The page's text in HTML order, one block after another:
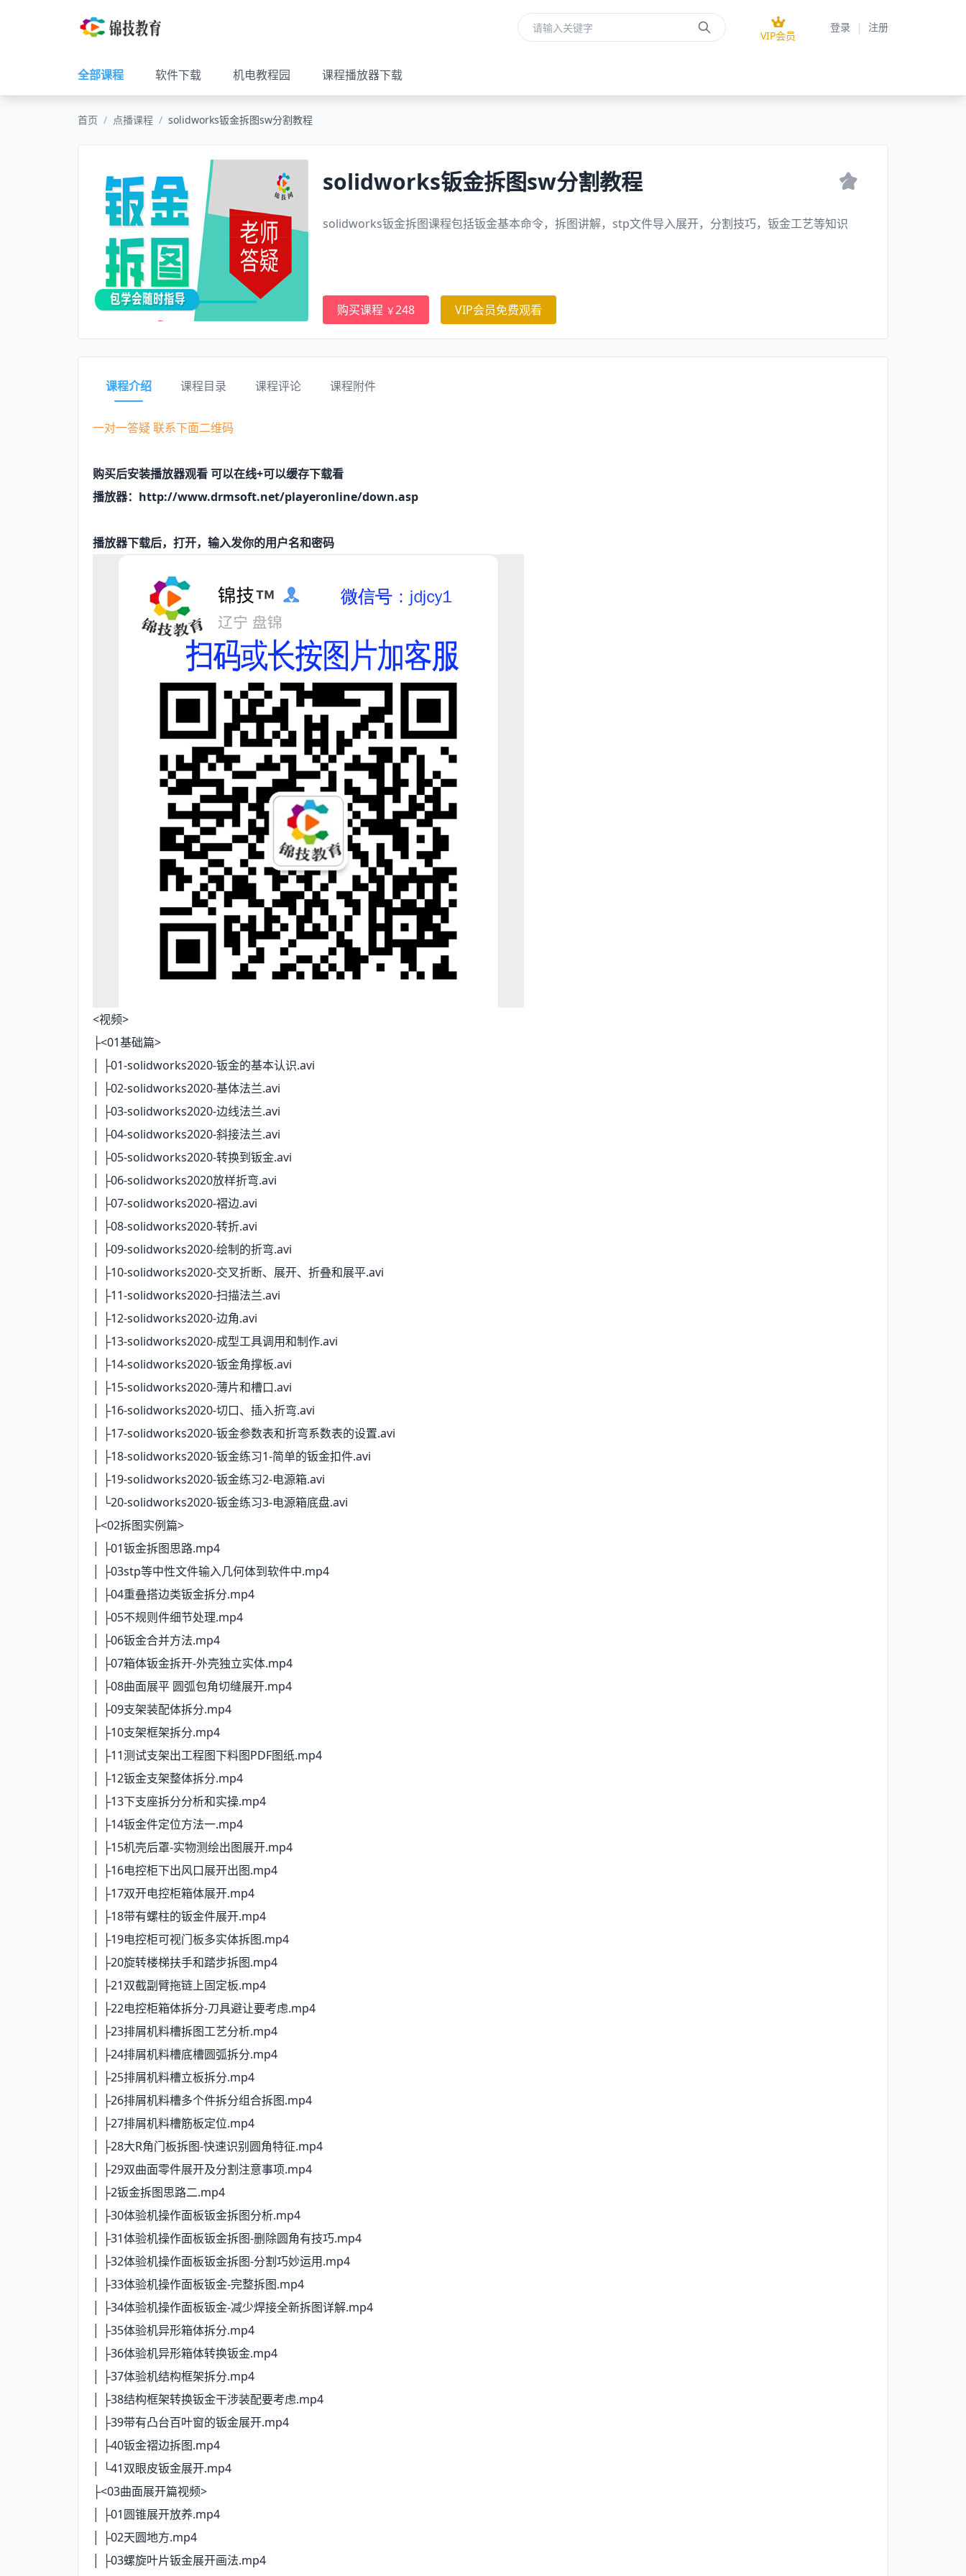
VIP会员
登录 | 注册
全部课程 软件下载 机电教程园 课程播放器下载
首页 / 点播课程 / solidworks钣金拆图sw分割教程
solidworks钣金拆图sw分割教程
solidworks钣金拆图课程包括钣金基本命令，拆图讲解，stp文件导入展开，分割技巧，钣金工艺等知识
购买课程 ￥248 VIP会员免费观看
课程介绍 课程目录 课程评论 课程附件
一对一答疑 联系下面二维码
购买后安装播放器观看 可以在线+可以缓存下载看
播放器：http://www.drmsoft.net/playeronline/down.asp
播放器下载后，打开，输入发你的用户名和密码
<视频>
├<01基础篇>
│ ├01-solidworks2020-钣金的基本认识.avi
│ ├02-solidworks2020-基体法兰.avi
│ ├03-solidworks2020-边线法兰.avi
│ ├04-solidworks2020-斜接法兰.avi
│ ├05-solidworks2020-转换到钣金.avi
│ ├06-solidworks2020放样折弯.avi
│ ├07-solidworks2020-褶边.avi
│ ├08-solidworks2020-转折.avi
│ ├09-solidworks2020-绘制的折弯.avi
│ ├10-solidworks2020-交叉折断、展开、折叠和展平.avi
│ ├11-solidworks2020-扫描法兰.avi
│ ├12-solidworks2020-边角.avi
│ ├13-solidworks2020-成型工具调用和制作.avi
│ ├14-solidworks2020-钣金角撑板.avi
│ ├15-solidworks2020-薄片和槽口.avi
│ ├16-solidworks2020-切口、插入折弯.avi
│ ├17-solidworks2020-钣金参数表和折弯系数表的设置.avi
│ ├18-solidworks2020-钣金练习1-简单的钣金扣件.avi
│ ├19-solidworks2020-钣金练习2-电源箱.avi
│ └20-solidworks2020-钣金练习3-电源箱底盘.avi
├<02拆图实例篇>
│ ├01钣金拆图思路.mp4
│ ├03stp等中性文件输入几何体到软件中.mp4
│ ├04重叠搭边类钣金拆分.mp4
│ ├05不规则件细节处理.mp4
│ ├06钣金合并方法.mp4
│ ├07箱体钣金拆开-外壳独立实体.mp4
│ ├08曲面展平 圆弧包角切缝展开.mp4
│ ├09支架装配体拆分.mp4
│ ├10支架框架拆分.mp4
│ ├11测试支架出工程图下料图PDF图纸.mp4
│ ├12钣金支架整体拆分.mp4
│ ├13下支座拆分分析和实操.mp4
│ ├14钣金件定位方法一.mp4
│ ├15机壳后罩-实物测绘出图展开.mp4
│ ├16电控柜下出风口展开出图.mp4
│ ├17双开电控柜箱体展开.mp4
│ ├18带有螺柱的钣金件展开.mp4
│ ├19电控柜可视门板多实体拆图.mp4
│ ├20旋转楼梯扶手和踏步拆图.mp4
│ ├21双截副臂拖链上固定板.mp4
│ ├22电控柜箱体拆分-刀具避让要考虑.mp4
│ ├23排屑机料槽拆图工艺分析.mp4
│ ├24排屑机料槽底槽圆弧拆分.mp4
│ ├25排屑机料槽立板拆分.mp4
│ ├26排屑机料槽多个件拆分组合拆图.mp4
│ ├27排屑机料槽筋板定位.mp4
│ ├28大R角门板拆图-快速识别圆角特征.mp4
│ ├29双曲面零件展开及分割注意事项.mp4
│ ├2钣金拆图思路二.mp4
│ ├30体验机操作面板钣金拆图分析.mp4
│ ├31体验机操作面板钣金拆图-删除圆角有技巧.mp4
│ ├32体验机操作面板钣金拆图-分割巧妙运用.mp4
│ ├33体验机操作面板钣金-完整拆图.mp4
│ ├34体验机操作面板钣金-减少焊接全新拆图详解.mp4
│ ├35体验机异形箱体拆分.mp4
│ ├36体验机异形箱体转换钣金.mp4
│ ├37体验机结构框架拆分.mp4
│ ├38结构框架转换钣金干涉装配要考虑.mp4
│ ├39带有凸台百叶窗的钣金展开.mp4
│ ├40钣金褶边拆图.mp4
│ └41双眼皮钣金展开.mp4
├<03曲面展开篇视频>
│ ├01圆锥展开放养.mp4
│ ├02天圆地方.mp4
│ ├03螺旋叶片钣金展开画法.mp4